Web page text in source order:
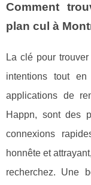
Comment
plan cul à
La clé pour
intentions tout
applications de
Happn, sont des
connexions
honnête et
recherchez. Une